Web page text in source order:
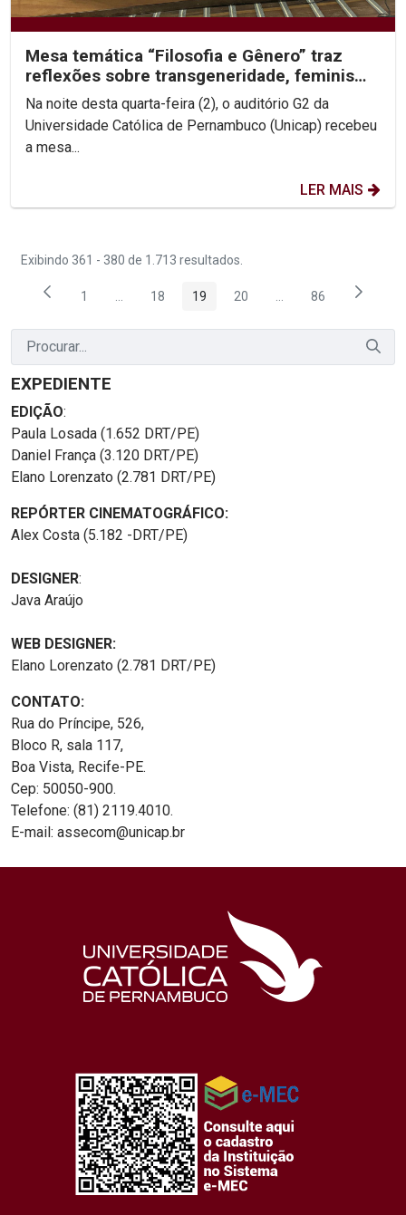
Mesa temática “Filosofia e Gênero” traz
reflexões sobre transgeneridade, feminismo
e colonialidade
Na noite desta quarta-feira (2), o auditório G2 da
Universidade Católica de Pernambuco (Unicap) recebeu
a mesa...
LER MAIS
Exibindo 361 - 380 de 1.713 resultados.
Página
1 Páginas intermediárias Usar ABA para navegar.
Página
18 Página
19 Página
20 PáginasPágina
86
EXPEDIENTE
EDIÇÃO:
Paula Losada (1.652 DRT/PE)
Daniel França (3.120 DRT/PE)
Elano Lorenzato (2.781 DRT/PE)
REPÓRTER CINEMATOGRÁFICO:
Alex Costa (5.182 -DRT/PE)
DESIGNER:
Java Araújo
WEB DESIGNER:
Elano Lorenzato (2.781 DRT/PE)
CONTATO:
Rua do Príncipe, 526,
Bloco R, sala 117,
Boa Vista, Recife-PE.
Cep: 50050-900.
Telefone: (81) 2119.4010.
E-mail: assecom@unicap.br